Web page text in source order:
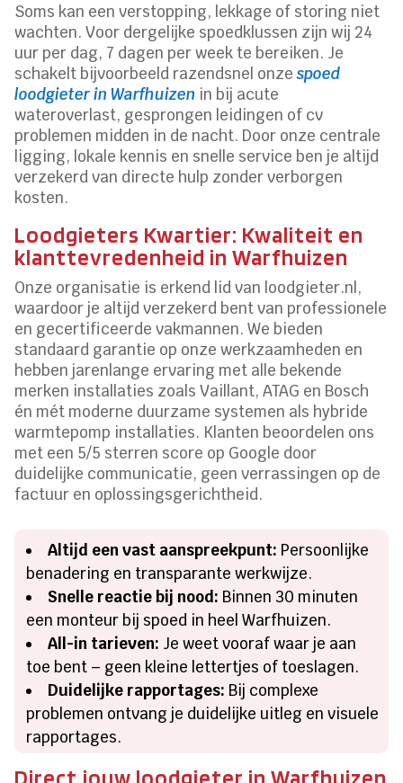
Soms kan een verstopping, lekkage of storing niet
wachten. Voor dergelijke spoedklussen zijn wij 24
uur per dag, 7 dagen per week te bereiken. Je
schakelt bijvoorbeeld razendsnel onzespoed
loodgieter in Warfhuizen in bij acute
wateroverlast, gesprongen leidingen of cv
problemen midden in de nacht. Door onze centrale
ligging, lokale kennis en snelle service ben je altijd
verzekerd van directe hulp zonder verborgen
kosten.
Loodgieters Kwartier: Kwaliteit en
klanttevredenheid in Warfhuizen
Onze organisatie is erkend lid van loodgieter.nl,
waardoor je altijd verzekerd bent van professionele
en gecertificeerde vakmannen. We bieden
standaard garantie op onze werkzaamheden en
hebben jarenlange ervaring met alle bekende
merken installaties zoals Vaillant, ATAG en Bosch
én mét moderne duurzame systemen als hybride
warmtepomp installaties. Klanten beoordelen ons
met een 5/5 sterren score op Google door
duidelijke communicatie, geen verrassingen op de
factuur en oplossingsgerichtheid.
Altijd een vast aanspreekpunt: Persoonlijke
benadering en transparante werkwijze.
Snelle reactie bij nood: Binnen 30 minuten
een monteur bij spoed in heel Warfhuizen.
All-in tarieven: Je weet vooraf waar je aan
toe bent – geen kleine lettertjes of toeslagen.
Duidelijke rapportages: Bij complexe
problemen ontvang je duidelijke uitleg en visuele
rapportages.
Direct jouw loodgieter in Warfhuizen